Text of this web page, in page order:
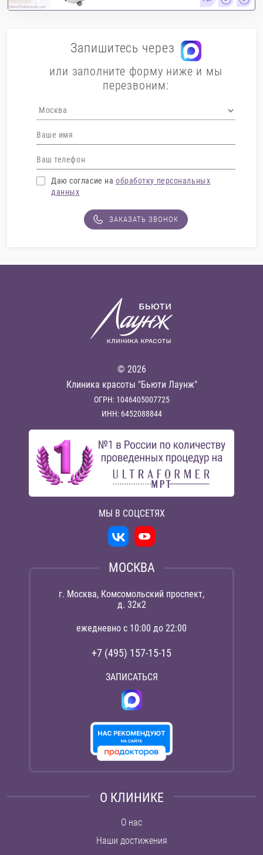
fizkes/Shutterstock.com
Запишитесь через
или заполните форму ниже и мы
перезвоним:
Даю согласие на обработку персональных
данных
ЗАКАЗАТЬ ЗВОНОК
© 2026
Клиника красоты "Бьюти Лаунж"
ОГРН: 1046405007725
ИНН: 6452088844
МЫ В СОЦСЕТЯХ
МОСКВА
г. Москва, Комсомольский проспект,
д. 32к2
ежедневно с 10:00 до 22:00
+7 (495) 157-15-15
ЗАПИСАТЬСЯ
О КЛИНИКЕ
О нас
Наши достижения